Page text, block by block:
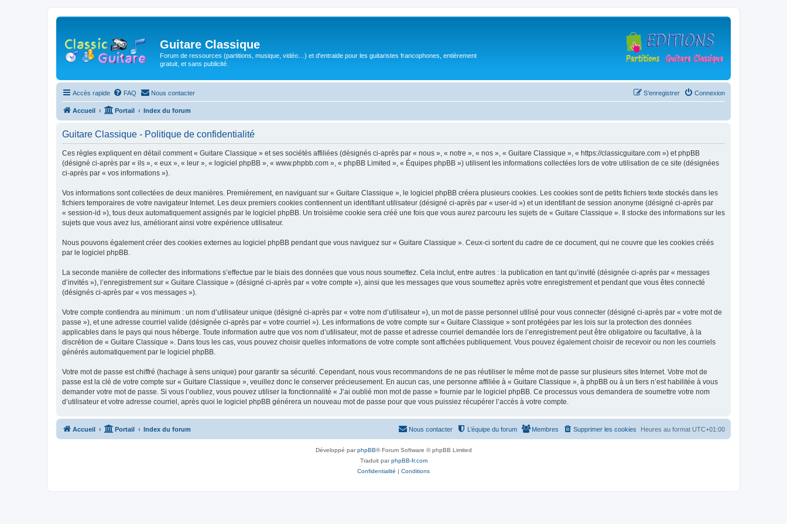
Guitare Classique
Forum de ressources (partitions, musique, vidéo…) et d'entraide pour les guitaristes francophones, entièrement
gratuit, et sans publicité.
Accès rapide FAQ Nous contacter Connexion
S’enregistrer
Accueil Portail Index du forum
Guitare Classique - Politique de confidentialité
Ces règles expliquent en détail comment « Guitare Classique » et ses sociétés affiliées (désignés ci-après par « nous », « notre », « nos », « Guitare Classique », « https://classicguitare.com ») et phpBB
(désigné ci-après par « ils », « eux », « leur », « logiciel phpBB », « www.phpbb.com », « phpBB Limited », « Équipes phpBB ») utilisent les informations collectées lors de votre utilisation de ce site (désignées
ci-après par « vos informations »).
Vos informations sont collectées de deux manières. Premièrement, en naviguant sur « Guitare Classique », le logiciel phpBB créera plusieurs cookies. Les cookies sont de petits fichiers texte stockés dans les
fichiers temporaires de votre navigateur Internet. Les deux premiers cookies contiennent un identifiant utilisateur (désigné ci-après par « user-id ») et un identifiant de session anonyme (désigné ci-après par
« session-id »), tous deux automatiquement assignés par le logiciel phpBB. Un troisième cookie sera créé une fois que vous aurez parcouru les sujets de « Guitare Classique ». Il stocke des informations sur les
sujets que vous avez lus, améliorant ainsi votre expérience utilisateur.
Nous pouvons également créer des cookies externes au logiciel phpBB pendant que vous naviguez sur « Guitare Classique ». Ceux-ci sortent du cadre de ce document, qui ne couvre que les cookies créés
par le logiciel phpBB.
La seconde manière de collecter des informations s’effectue par le biais des données que vous nous soumettez. Cela inclut, entre autres : la publication en tant qu’invité (désignée ci-après par « messages
d’invités »), l’enregistrement sur « Guitare Classique » (désigné ci-après par « votre compte »), ainsi que les messages que vous soumettez après votre enregistrement et pendant que vous êtes connecté
(désignés ci-après par « vos messages »).
Votre compte contiendra au minimum : un nom d’utilisateur unique (désigné ci-après par « votre nom d’utilisateur »), un mot de passe personnel utilisé pour vous connecter (désigné ci-après par « votre mot de
passe »), et une adresse courriel valide (désignée ci-après par « votre courriel »). Les informations de votre compte sur « Guitare Classique » sont protégées par les lois sur la protection des données
applicables dans le pays qui nous héberge. Toute information autre que vos nom d’utilisateur, mot de passe et adresse courriel demandée lors de l’enregistrement peut être obligatoire ou facultative, à la
discrétion de « Guitare Classique ». Dans tous les cas, vous pouvez choisir quelles informations de votre compte sont affichées publiquement. Vous pouvez également choisir de recevoir ou non les courriels
générés automatiquement par le logiciel phpBB.
Votre mot de passe est chiffré (hachage à sens unique) pour garantir sa sécurité. Cependant, nous vous recommandons de ne pas réutiliser le même mot de passe sur plusieurs sites Internet. Votre mot de
passe est la clé de votre compte sur « Guitare Classique », veuillez donc le conserver précieusement. En aucun cas, une personne affiliée à « Guitare Classique », à phpBB ou à un tiers n’est habilitée à vous
demander votre mot de passe. Si vous l’oubliez, vous pouvez utiliser la fonctionnalité « J’ai oublié mon mot de passe » fournie par le logiciel phpBB. Ce processus vous demandera de soumettre votre nom
d’utilisateur et votre adresse courriel, après quoi le logiciel phpBB générera un nouveau mot de passe pour que vous puissiez récupérer l’accès à votre compte.
Accueil Portail Index du forum Heures au format UTC+01:00
Supprimer les cookies
Membres
L’équipe du forum
Nous contacter
Développé parphpBB® Forum Software © phpBB Limited
Traduit parphpBB-fr.com
Confidentialité | Conditions